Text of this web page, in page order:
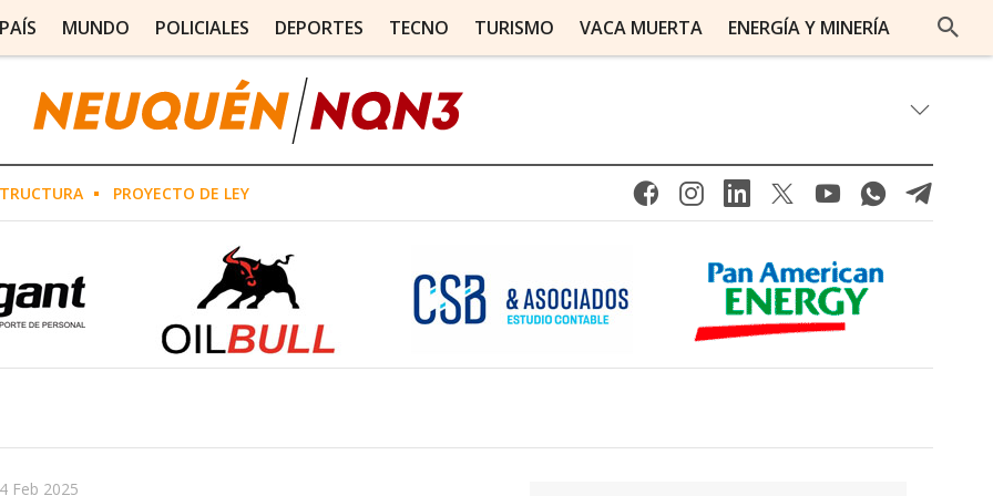
PAÍS MUNDO POLICIALES DEPORTES TECNO TURISMO VACA MUERTA ENERGÍA Y MINERÍA
PROYECTO DE LEY
Feb 2025